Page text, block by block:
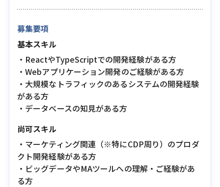
募集要項
基本スキル
・ReactやTypeScriptでの開発経験がある方
・Webアプリケーション開発のご経験がある方
・大規模なトラフィックのあるシステムの開発経験
がある方
・データベースの知見がある方
尚可スキル
・マーケティング関連（※特にCDP周り）のプロダ
クト開発経験がある方
・ビッグデータやMAツールへの理解・ご経験があ
る方